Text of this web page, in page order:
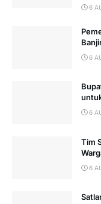
6
6
6
Tim
6